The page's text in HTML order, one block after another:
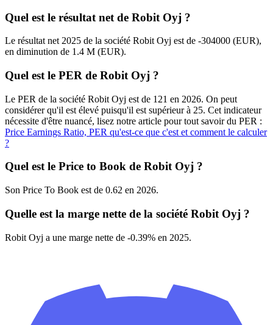
Quel est le résultat net de Robit Oyj ?
Le résultat net 2025 de la société Robit Oyj est de -304000 (EUR),
en diminution de 1.4 M (EUR).
Quel est le PER de Robit Oyj ?
Le PER de la société Robit Oyj est de 121 en 2026. On peut
considérer qu'il est élevé puisqu'il est supérieur à 25. Cet indicateur
nécessite d'être nuancé, lisez notre article pour tout savoir du PER :
Price Earnings Ratio, PER qu'est-ce que c'est et comment le calculer
?
Quel est le Price to Book de Robit Oyj ?
Son Price To Book est de 0.62 en 2026.
Quelle est la marge nette de la société Robit Oyj ?
Robit Oyj a une marge nette de -0.39% en 2025.